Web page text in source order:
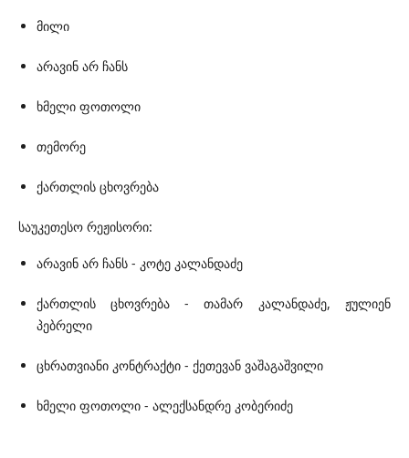
მილი
არავინ არ ჩანს
ხმელი ფოთოლი
თემორე
ქართლის ცხოვრება
საუკეთესო რეჟისორი:
არავინ არ ჩანს - კოტე კალანდაძე
ქართლის ცხოვრება - თამარ კალანდაძე, ჟულიენ
პებრელი
ცხრათვიანი კონტრაქტი - ქეთევან ვაშაგაშვილი
ხმელი ფოთოლი - ალექსანდრე კობერიძე